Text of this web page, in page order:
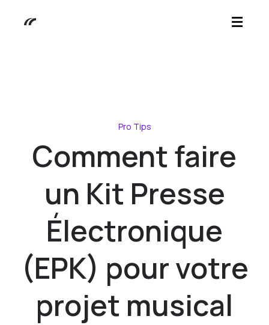
Pro Tips
Comment faire
un Kit Presse
Électronique
(EPK) pour votre
projet musical